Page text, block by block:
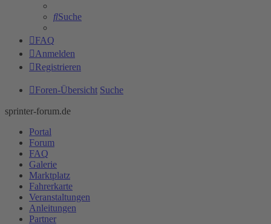
Suche
FAQ
Anmelden
Registrieren
Foren-Übersicht Suche
sprinter-forum.de
Portal
Forum
FAQ
Galerie
Marktplatz
Fahrerkarte
Veranstaltungen
Anleitungen
Partner